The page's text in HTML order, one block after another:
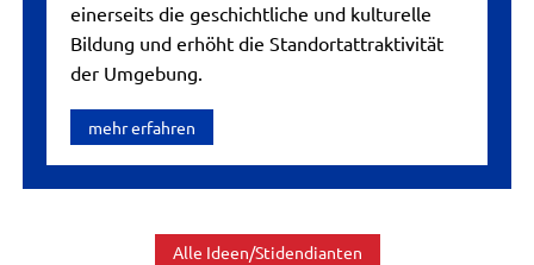
einerseits die geschichtliche und kulturelle
Bildung und erhöht die Standortattraktivität
der Umgebung.
mehr erfahren
Alle Ideen/Stidendianten